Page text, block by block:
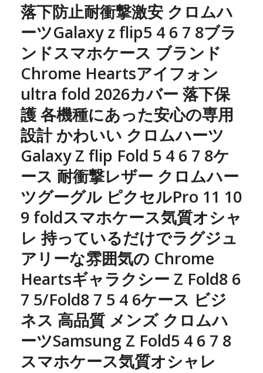
落下防止耐衝撃激安 クロムハ
ーツGalaxy z flip5 4 6 7 8ブラ
ンドスマホケース ブランド
Chrome Heartsアイフォン
ultra fold 2026カバー 落下保
護 各機種にあった安心の専用
設計 かわいい クロムハーツ
Galaxy Z flip Fold 5 4 6 7 8ケ
ース 耐衝撃レザー クロムハー
ツグーグル ピクセルPro 11 10
9 foldスマホケース気質オシャ
レ 持っているだけでラグジュ
アリーな雰囲気の Chrome
Heartsギャラクシー Z Fold8 6
7 5/Fold8 7 5 4 6ケース ビジ
ネス 高品質 メンズ クロムハ
ーツSamsung Z Fold5 4 6 7 8
スマホケース気質オシャレ